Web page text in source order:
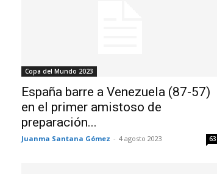
Copa del Mundo 2023
España barre a Venezuela (87-57)
en el primer amistoso de
preparación...
Juanma Santana Gómez - 4 agosto 2023 63